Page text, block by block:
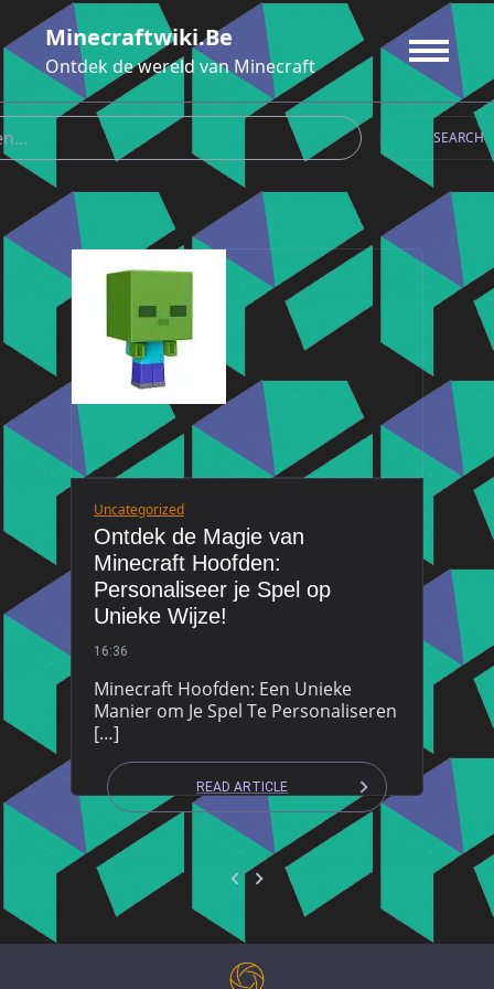
naar
de
inhoud
Minecraftwiki.be
Ontdek de wereld van Minecraft
SEARCH
Uncategorized
Ontdek de Magie van
Minecraft Hoofden:
Personaliseer je Spel op
Unieke Wijze!
16:36
Minecraft Hoofden: Een Unieke
Manier om Je Spel Te Personaliseren
[…]
READ ARTICLE